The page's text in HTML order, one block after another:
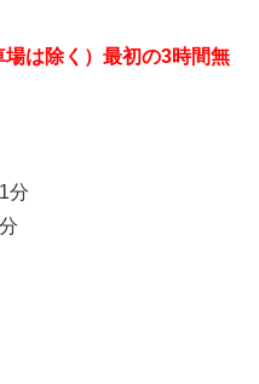
は除く）最初の3時間無
分